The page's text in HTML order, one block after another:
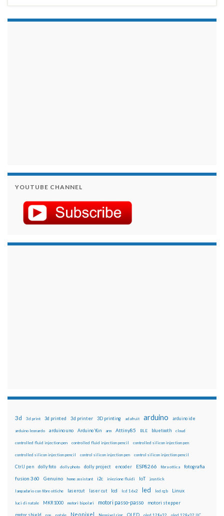
YOUTUBE CHANNEL
3d 3d print 3d printed 3d printer 3D printing adafruit arduino arduino ide
arduino leonardo arduino uno Arduino Yún arm Attiny85 BLE bluetooth cloud
controlled fluid injection pen controlled fluid injection pencil controlled silicon injection pen
controlled silicon injection pencil control silicon injection pen control silicon injection pencil
CtrlJ pen dolly foto dolly photo dolly project encoder ESP8266 fibra ottica fotografia
fusion 360 Genuino home assistant i2c iniezione fluidi IoT joystick
lampadario con fibre ottiche lasercut laser cut lcd lcd 16x2 led led rgb Linux
luci di natale MKR1000 motori bipolari motori passo-passo motori stepper
motor shield Neopixel OLED